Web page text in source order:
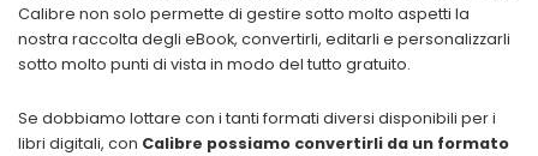
Calibre non solo permette di gestire sotto molto aspetti la
nostra raccolta degli eBook, convertirli, editarli e personalizzarli
sotto molto punti di vista in modo del tutto gratuito.
Se dobbiamo lottare con i tanti formati diversi disponibili per i
libri digitali, con Calibre possiamo convertirli da un formato